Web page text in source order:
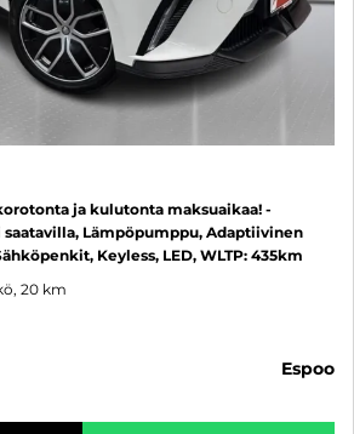
ja kulutonta maksuaikaa! -
saatavilla, Lämpöpumppu, Adaptiivinen
Keyless, LED, WLTP: 435km
20 km
espoo